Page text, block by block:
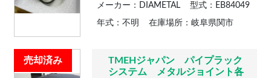
メーカー：DIAMETAL 型式：EB84049
年式：不明 在庫場所：岐阜県関市
売却済み
TMEHジャパン パイプラック
システム メタルジョイント各